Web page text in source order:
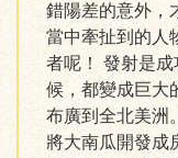
錯陽差的意外，
當中牽扯到的人
者呢！ 發射是
候，都變成巨大
布廣到全北美洲
將大南瓜開發成